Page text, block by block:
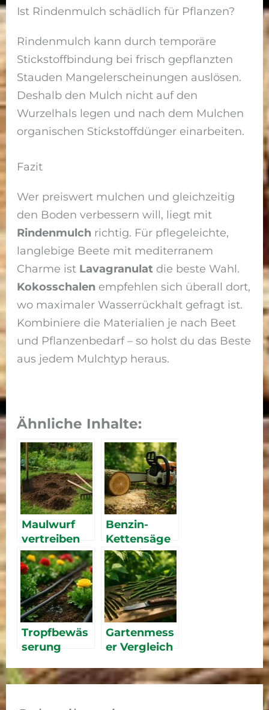
Ist Rindenmulch schädlich für Pflanzen?
Rindenmulch kann durch temporäre
Stickstoffbindung bei frisch gepflanzten
Stauden Mangelerscheinungen auslösen.
Deshalb den Mulch nicht auf den
Wurzelhals legen und nach dem Mulchen
organischen Stickstoffdünger einarbeiten.
Fazit
Wer preiswert mulchen und gleichzeitig
den Boden verbessern will, liegt mit
Rindenmulch richtig. Für pflegeleichte,
langlebige Beete mit mediterranem
Charme ist Lavagranulat die beste Wahl.
Kokosschalen empfehlen sich überall dort,
wo maximaler Wasserrückhalt gefragt ist.
Kombiniere die Materialien je nach Beet
und Pflanzenbedarf – so holst du das Beste
aus jedem Mulchtyp heraus.
Ähnliche Inhalte:
Maulwurf
vertreiben
2026: Die
besten
Methoden
im Vergleich
Benzin-
Kettensäge
Vergleich
2026 – die
besten
Sägen für
Hobby und
Profi
Tropfbewäs
serung
besten
Gartenmess
er Vergleich
Pfropf- und